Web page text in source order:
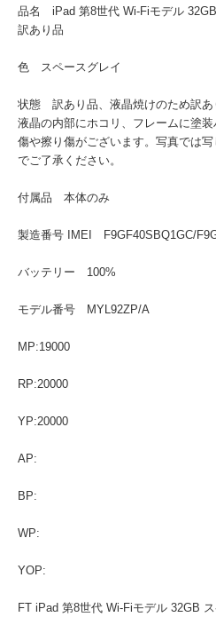
品名 iPad 第8世代 Wi-Fiモデル
訳あり品
色 スペースグレイ
状態 訳あり品、液晶焼けのため訳あ
液晶の内部にホコリ、フレームに塗
傷や擦り傷がございます。写真では
でご了承ください。
付属品 本体のみ
製造番号 IMEI F9GF40SBQ1GC/
バッテリー 100%
モデル番号 MYL92ZP/A
MP:19000
RP:20000
YP:20000
AP:
BP:
WP:
YOP:
FT iPad 第8世代 Wi-Fiモデル 32GB